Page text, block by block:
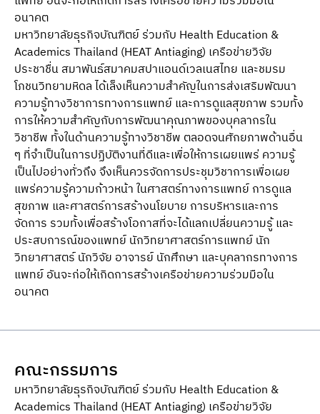
อนาคต
มหาวิทยาลัยธุรกิจบัณฑิตย์ ร่วมกับ Health Education &
Academics Thailand (HEAT Antiaging) เครือข่ายวิจัย
ประชาชื่น สมาพันธ์สมาคมสปาแอนด์เวลเนสไทย และชมรม
โภชนวิทยามหิดล ได้เล็งเห็นความสําคัญในการส่งเสริมพัฒนา
ความรู้ทางวิชาการทางการแพทย์ และการดูแลสุขภาพ รวมทั้ง
การให้ความสําคัญกับการพัฒนาคุณภาพของบุคลากรใน
วิชาชีพ ทั้งในด้านความรู้ทางวิชาชีพ ตลอดจนศักยภาพด้านอื่น
ๆ ที่จําเป็นในการปฏิบัติงานที่ดีและเพื่อให้การเผยแพร่ ความรู้
เป็นไปอย่างทั่วถึง จึงเห็นควรจัดการประชุมวิชาการเพื่อเผย
แพร่ความรู้ความก้าวหน้า ในศาสตร์ทางการแพทย์ การดูแล
สุขภาพ และศาสตร์การสร้างนโยบาย การบริหารและการ
จัดการ รวมทั้งเพื่อสร้างโอกาสที่จะได้แลกเปลี่ยนความรู้ และ
ประสบการณ์ของแพทย์ นักวิทยาศาสตร์การแพทย์ นัก
วิทยาศาสตร์ นักวิจัย อาจารย์ นักศึกษา และบุคลากรทางการ
แพทย์ อันจะก่อให้เกิดการสร้างเครือข่ายความร่วมมือใน
อนาคต
คณะกรรมการ
มหาวิทยาลัยธุรกิจบัณฑิตย์ ร่วมกับ Health Education &
Academics Thailand (HEAT Antiaging) เครือข่ายวิจัย